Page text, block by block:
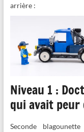
arrière :
Niveau 1 :
qui avait
Seconde